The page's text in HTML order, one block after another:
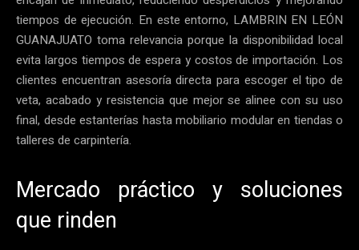
tiempos de ejecución. En este entorno, LAMBRIN EN LEÓN
GUANAJUATO toma relevancia porque la disponibilidad local
evita largos tiempos de espera y costos de importación. Los
clientes encuentran asesoría directa para escoger el tipo de
veta, acabado y resistencia que mejor se alinee con su uso
final, desde estanterías hasta mobiliario modular en tiendas o
talleres de carpintería.
Mercado práctico y soluciones
que rinden